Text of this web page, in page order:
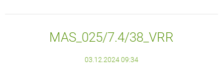
MAS_025/7.4/38_VRR
03.12.2024 09:34